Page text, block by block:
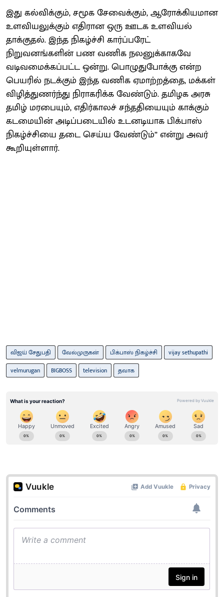
இது கல்விக்கும், சமூக சேவைக்கும், ஆரோக்கியமான
உளவியலுக்கும் எதிரான ஒரு ஊடக உளவியல்
தாக்குதல். இந்த நிகழ்ச்சி கார்ப்பரேட்
நிறுவனங்களின் பண வணிக நலனுக்காகவே
வடிவமைக்கப்பட்ட ஒன்று. பொழுதுபோக்கு என்ற
பெயரில் நடக்கும் இந்த வணிக ஏமாற்றத்தை, மக்கள்
விழித்துணர்ந்து நிராகரிக்க வேண்டும். தமிழக அரசு
தமிழ் மரபையும், எதிர்காலச் சந்ததியையும் காக்கும்
கடமையின் அடிப்படையில் உடனடியாக பிக்பாஸ்
நிகழ்ச்சியை தடை செய்ய வேண்டும்” என்று அவர்
கூறியுள்ளார்.
விஜய் சேதுபதி வேல்முருகன் பிக்பாஸ் நிகழ்ச்சி
vijay sethupathi
velmurugan
BIGBOSS television தவாக